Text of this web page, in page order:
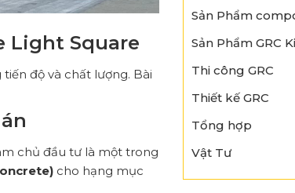
Light Square
tiến độ và chất lượng. Bài
chủ đầu tư là một trong
cho hạng mục
Sản Phẩm
Sản Phẩm GRC
Thi công GRC
Thiết kế GRC
Tổng hợp
Vật Tư